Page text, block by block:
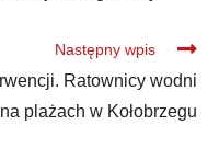
Następny wpis
Ratownicy wodni
plażach w Kołobrzegu